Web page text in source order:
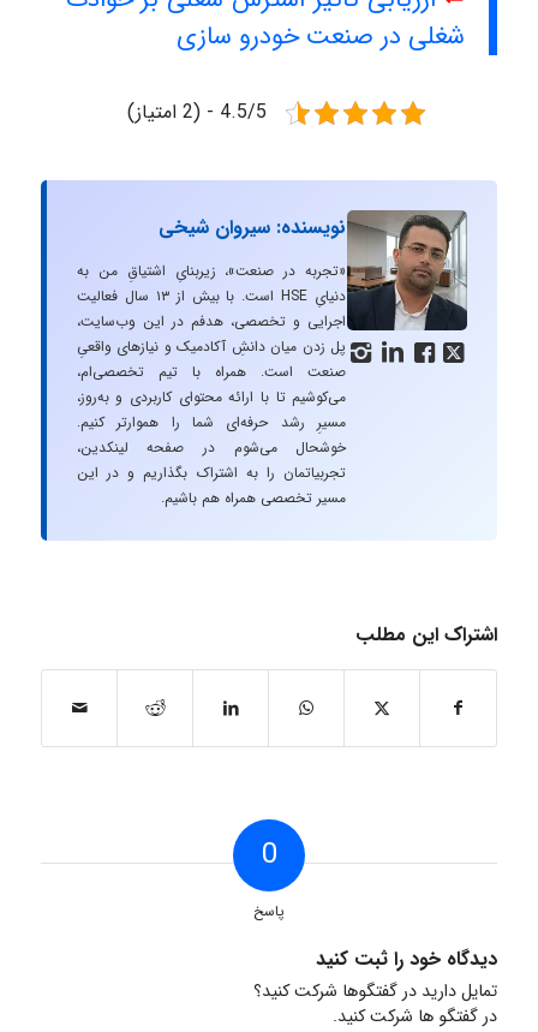
شغلی در صنعت خودرو سازی
4.5/5 - (2 امتیاز)
   
نویسنده: سیروان شیخی
«تجربه در صنعت»، زیربنایِ اشتیاقِ من به
دنیایِ HSE است. با بیش از ۱۳ سال فعالیت
اجرایی و تخصصی، هدفم در این وب‌سایت،
پل زدن میان دانشِ آکادمیک و نیازهای واقعیِ
صنعت است. همراه با تیم تخصصی‌ام،
می‌کوشیم تا با ارائه محتوای کاربردی و به‌روز،
مسیرِ رشد حرفه‌ای شما را هموارتر کنیم.
خوشحال می‌شوم در صفحه لینکدین،
تجربیاتمان را به اشتراک بگذاریم و در این
مسیر تخصصی همراه هم باشیم.
اشتراک این مطلب
0
پاسخ
دیدگاه خود را ثبت کنید
تمایل دارید در گفتگوها شرکت کنید؟
در گفتگو ها شرکت کنید.